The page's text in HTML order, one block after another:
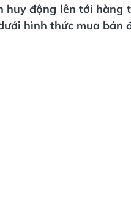
huy động lên tới hàng
hình thức mua bán